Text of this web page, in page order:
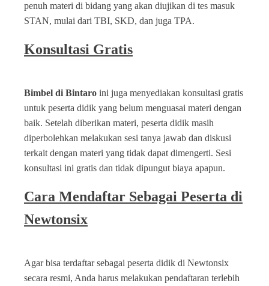
penuh materi di bidang yang akan diujikan di tes masuk
STAN, mulai dari TBI, SKD, dan juga TPA.
Konsultasi Gratis
Bimbel di Bintaro ini juga menyediakan konsultasi gratis
untuk peserta didik yang belum menguasai materi dengan
baik. Setelah diberikan materi, peserta didik masih
diperbolehkan melakukan sesi tanya jawab dan diskusi
terkait dengan materi yang tidak dapat dimengerti. Sesi
konsultasi ini gratis dan tidak dipungut biaya apapun.
Cara Mendaftar Sebagai Peserta di
Newtonsix
Agar bisa terdaftar sebagai peserta didik di Newtonsix
secara resmi, Anda harus melakukan pendaftaran terlebih